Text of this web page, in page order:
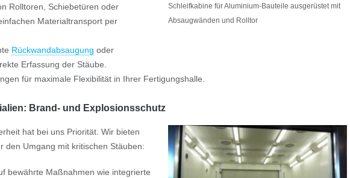
Schleifkabine für Aluminium-Bauteile ausgerüstet mit
Absaugwänden und Rolltor
Rolltoren, Schiebetüren oder
Materialtransport per
Rückwandabsaugung oder
Erfassung der Stäube.
für maximale Flexibilität in Ihrer Fertigungshalle.
Brand- und Explosionsschutz
hat bei uns Priorität. Wir bieten
den Umgang mit kritischen Stäuben:
bewährte Maßnahmen wie integrierte